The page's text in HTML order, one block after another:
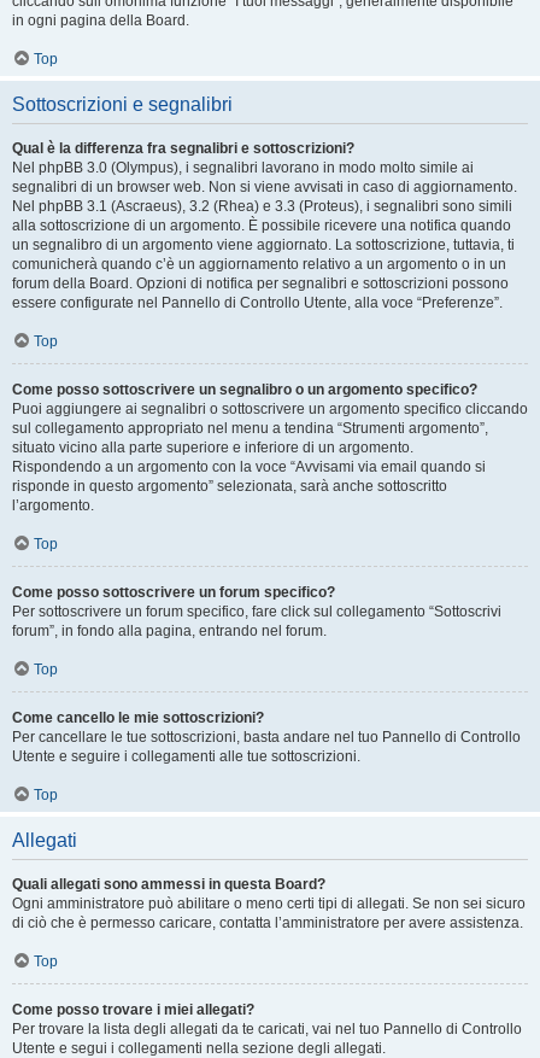
in ogni pagina della Board.
Top
Sottoscrizioni e segnalibri
Qual è la differenza fra segnalibri e sottoscrizioni?
Nel phpBB 3.0 (Olympus), i segnalibri lavorano in modo molto simile ai
segnalibri di un browser web. Non si viene avvisati in caso di aggiornamento.
Nel phpBB 3.1 (Ascraeus), 3.2 (Rhea) e 3.3 (Proteus), i segnalibri sono simili
alla sottoscrizione di un argomento. È possibile ricevere una notifica quando
un segnalibro di un argomento viene aggiornato. La sottoscrizione, tuttavia, ti
comunicherà quando c’è un aggiornamento relativo a un argomento o in un
forum della Board. Opzioni di notifica per segnalibri e sottoscrizioni possono
essere configurate nel Pannello di Controllo Utente, alla voce “Preferenze”.
Top
Come posso sottoscrivere un segnalibro o un argomento specifico?
Puoi aggiungere ai segnalibri o sottoscrivere un argomento specifico cliccando
sul collegamento appropriato nel menu a tendina “Strumenti argomento”,
situato vicino alla parte superiore e inferiore di un argomento.
Rispondendo a un argomento con la voce “Avvisami via email quando si
risponde in questo argomento” selezionata, sarà anche sottoscritto
l’argomento.
Top
Come posso sottoscrivere un forum specifico?
Per sottoscrivere un forum specifico, fare click sul collegamento “Sottoscrivi
forum”, in fondo alla pagina, entrando nel forum.
Top
Come cancello le mie sottoscrizioni?
Per cancellare le tue sottoscrizioni, basta andare nel tuo Pannello di Controllo
Utente e seguire i collegamenti alle tue sottoscrizioni.
Top
Allegati
Quali allegati sono ammessi in questa Board?
Ogni amministratore può abilitare o meno certi tipi di allegati. Se non sei sicuro
di ciò che è permesso caricare, contatta l’amministratore per avere assistenza.
Top
Come posso trovare i miei allegati?
Per trovare la lista degli allegati da te caricati, vai nel tuo Pannello di Controllo
Utente e segui i collegamenti nella sezione degli allegati.